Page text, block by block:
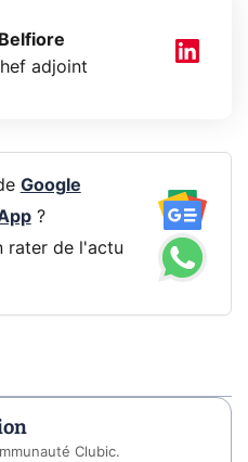
adjoint
Google
?
rater de l'actu
Clubic.